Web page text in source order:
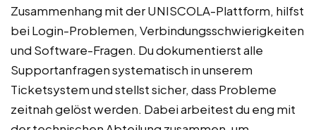
Zusammenhang mit der UNISCOLA-Plattform, hilfst
bei Login-Problemen, Verbindungsschwierigkeiten
und Software-Fragen. Du dokumentierst alle
Supportanfragen systematisch in unserem
Ticketsystem und stellst sicher, dass Probleme
zeitnah gelöst werden. Dabei arbeitest du eng mit